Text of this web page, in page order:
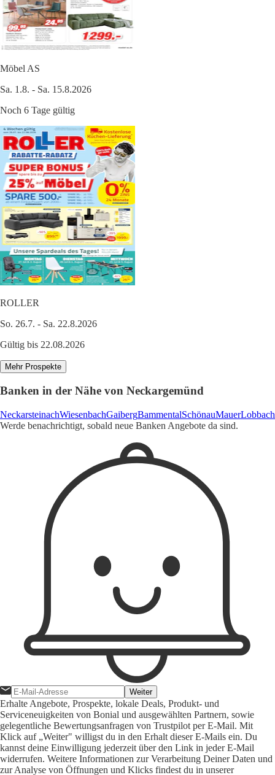
Möbel AS
Sa. 1.8. - Sa. 15.8.2026
Noch 6 Tage gültig
ROLLER
So. 26.7. - Sa. 22.8.2026
Gültig bis 22.08.2026
Mehr Prospekte
Banken in der Nähe von Neckargemünd
NeckarsteinachWiesenbachGaibergBammentalSchönauMauerLobbach
Werde benachrichtigt, sobald neue Banken Angebote da sind.
Weiter
Erhalte Angebote, Prospekte, lokale Deals, Produkt- und
Serviceneuigkeiten von Bonial und ausgewählten Partnern, sowie
gelegentliche Bewertungsanfragen von Trustpilot per E-Mail. Mit
Klick auf „Weiter" willigst du in den Erhalt dieser E-Mails ein. Du
kannst deine Einwilligung jederzeit über den Link in jeder E-Mail
widerrufen. Weitere Informationen zur Verarbeitung Deiner Daten und
zur Analyse von Öffnungen und Klicks findest du in unserer